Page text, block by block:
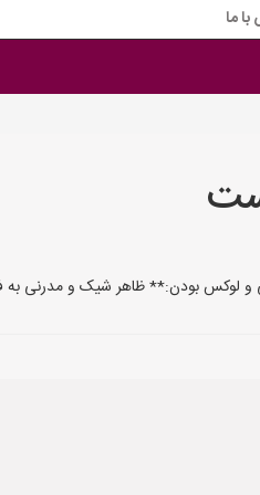
ما
و لوکس بودن:** ظاهر شیک و